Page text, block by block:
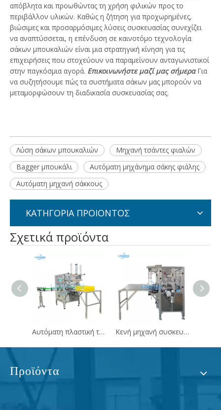
απόβλητα και προωθώντας τη χρήση φιλικών προς το
περιβάλλον υλικών. Καθώς η ζήτηση για προχωρημένες,
βιώσιμες και προσαρμόσιμες λύσεις συσκευασίας συνεχίζει
να αναπτύσσεται, η επένδυση σε καινοτόμο τεχνολογία
σάκων μπουκαλιών είναι μια στρατηγική κίνηση για τις
επιχειρήσεις που στοχεύουν να παραμείνουν ανταγωνιστικοί
στην παγκόσμια αγορά. Επικοινωνήστε μαζί μας σήμεραΓια
να συζητήσουμε πώς τα συστήματα σάκων μας μπορούν να
μεταμορφώσουν τη διαδικασία συσκευασίας σας.
Λύση σάκων μπουκαλιών
Μηχανή τσάντες φιαλών
Bagger μπουκάλι
Αυτόματη μηχάνημα σάκης φιάλης
Αυτόματη μηχανή σάκκους
ΚΑΤΗΓΟΡΙΑ ΠΡΟΙΟΝΤΟΣ
Σχετικά προϊόντα
Αυτόματη πλαστική τσάντα μπουκάλια Τιμή μηχανής Κενή μηχανή συσκευασίας τσάντας δοχείου φιαλών
Προϊόντα